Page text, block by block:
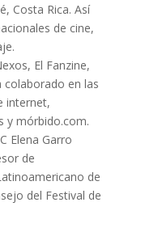
Costa Rica. Así
de cine,
El Fanzine,
colaborado en las
internet,
y mórbido.com.
Elena Garro
de
de
del Festival de